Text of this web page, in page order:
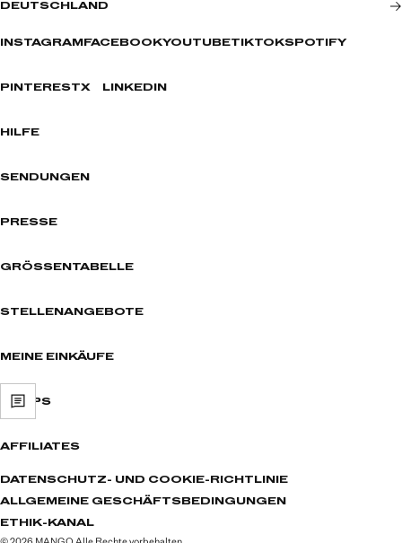
DEUTSCHLAND
INSTAGRAM FACEBOOKYOUTUBETIKTOKSPOTIFY
PINTERESTX LINKEDIN
HILFE
SENDUNGEN
PRESSE
GRÖSSENTABELLE
STELLENANGEBOTE
MEINE EINKÄUFE
SHOPS
AFFILIATES
DATENSCHUTZ- UND COOKIE-RICHTLINIE
ALLGEMEINE GESCHÄFTSBEDINGUNGEN
ETHIK-KANAL